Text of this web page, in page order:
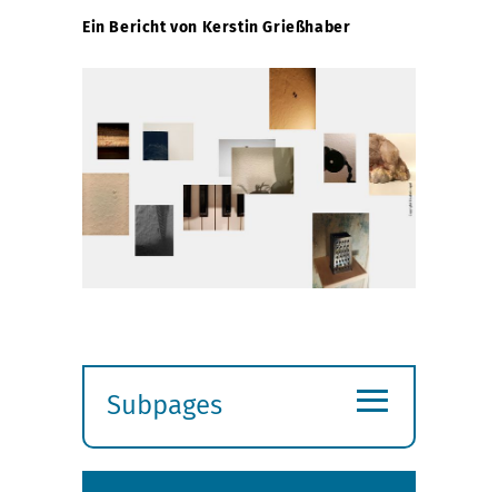
Ein Bericht von Kerstin Grießhaber
Subpages
submenu
≡